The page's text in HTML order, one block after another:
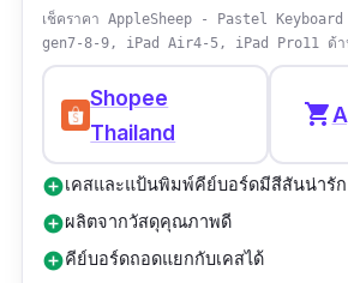
รีวิวจากผู้ใช้จริง: “แม่เหล็กติดแ
กก”
เช็คราคา AppleSheep - Pastel
gen7-8-9, iPad Air4-5, iPad Pro11 ด้า
Shopee
Thailand
shopping_cart
add_circleเคสและแป้นพิมพ์คีย์บอร์ดมีสีสันน่ารั
add_circleผลิตจากวัสดุคุณภาพดี
add_circleคีย์บอร์ดถอดแยกกับเคสได้